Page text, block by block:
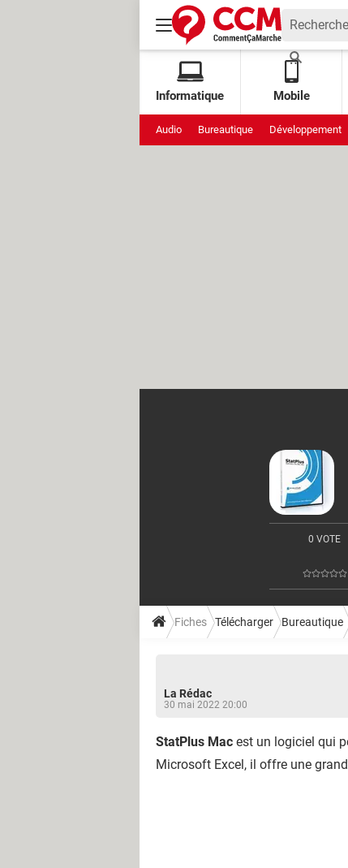
Informatique Mobile
Audio Bureautique Développement
0 VOTE
Fiches Télécharger Bureautique
La Rédac
30 mai 2022 20:00
StatPlus Mac est un logiciel qui
Microsoft Excel, il offre une